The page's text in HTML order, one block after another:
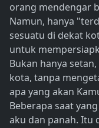
orang mendengar
Namun, hanya
sesuatu di dekat
untuk
Bukan hanya
kota, tanpa
apa yang akan
Beberapa saat
aku dan panah. Itu